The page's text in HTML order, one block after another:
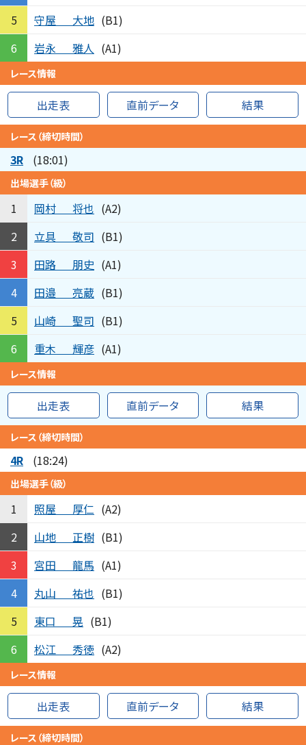
5
守屋 大地 (B1)
6
岩永 雅人 (A1)
レース情報
出走表 直前データ 結果
レース（締切時間）
3R (18:01)
出場選手（級）
1 岡村 将也 (A2)
2
立具 敬司 (B1)
3
田路 朋史 (A1)
4
田邉 亮蔵 (B1)
5
山崎 聖司 (B1)
6
重木 輝彦 (A1)
レース情報
出走表 直前データ 結果
レース（締切時間）
4R (18:24)
出場選手（級）
1 照屋 厚仁 (A2)
2
山地 正樹 (B1)
3
宮田 龍馬 (A1)
4
丸山 祐也 (B1)
5
東口 晃 (B1)
6
松江 秀徳 (A2)
レース情報
出走表 直前データ 結果
レース（締切時間）